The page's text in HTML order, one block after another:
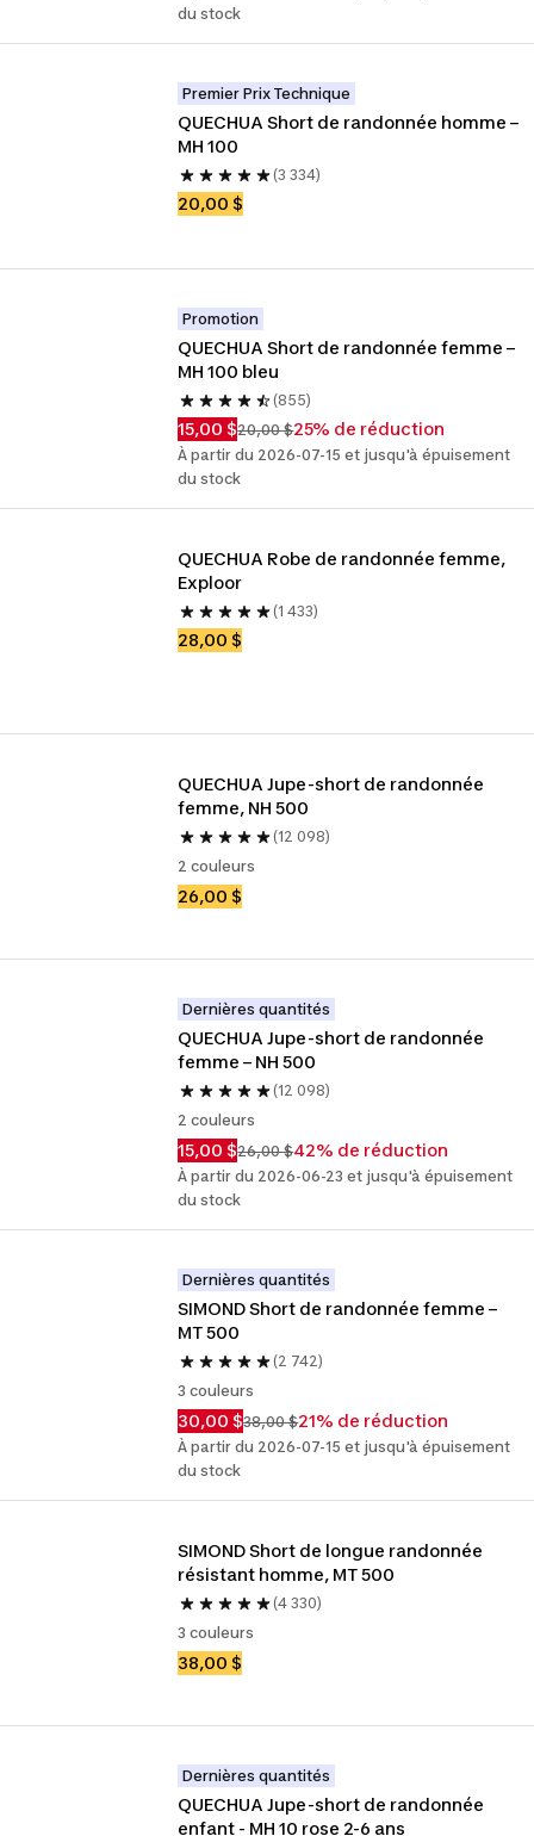
du stock
Premier Prix Technique
QUECHUA Short de randonnée homme –
MH 100
(3 334)
20,00 $
Promotion
QUECHUA Short de randonnée femme –
MH 100 bleu
(855)
15,00 $20,00 $25% de réduction
À partir du 2026-07-15 et jusqu'à épuisement
du stock
QUECHUA Robe de randonnée femme,
Exploor
(1 433)
28,00 $
QUECHUA Jupe-short de randonnée
femme, NH 500
(12 098)
2 couleurs
26,00 $
Dernières quantités
QUECHUA Jupe-short de randonnée
femme – NH 500
(12 098)
2 couleurs
15,00 $26,00 $42% de réduction
À partir du 2026-06-23 et jusqu'à épuisement
du stock
Dernières quantités
SIMOND Short de randonnée femme –
MT 500
(2 742)
3 couleurs
30,00 $38,00 $21% de réduction
À partir du 2026-07-15 et jusqu'à épuisement
du stock
SIMOND Short de longue randonnée
résistant homme, MT 500
(4 330)
3 couleurs
38,00 $
Dernières quantités
QUECHUA Jupe-short de randonnée
enfant - MH 10 rose 2-6 ans